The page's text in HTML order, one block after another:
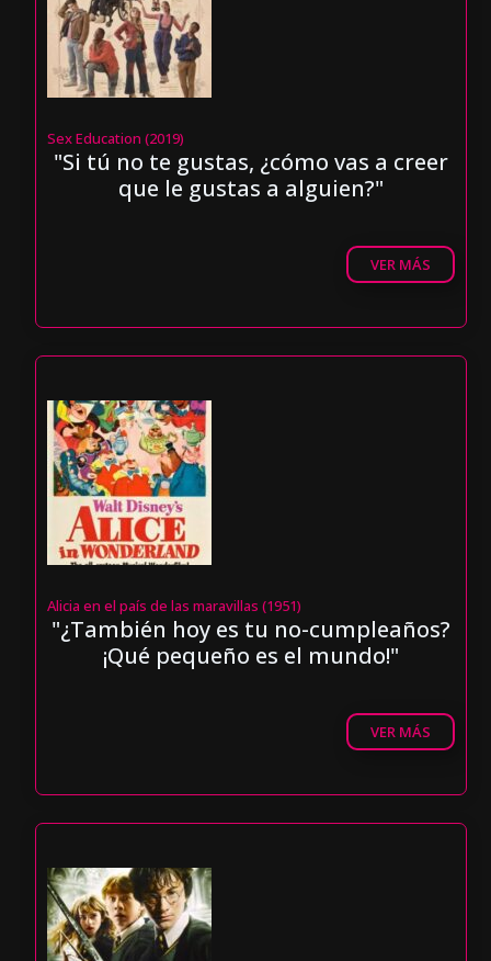
Sex Education (2019)
"Si tú no te gustas, ¿cómo vas a creer
que le gustas a alguien?"
VER MÁS
Alicia en el país de las maravillas (1951)
"¿También hoy es tu no-cumpleaños?
¡Qué pequeño es el mundo!"
VER MÁS